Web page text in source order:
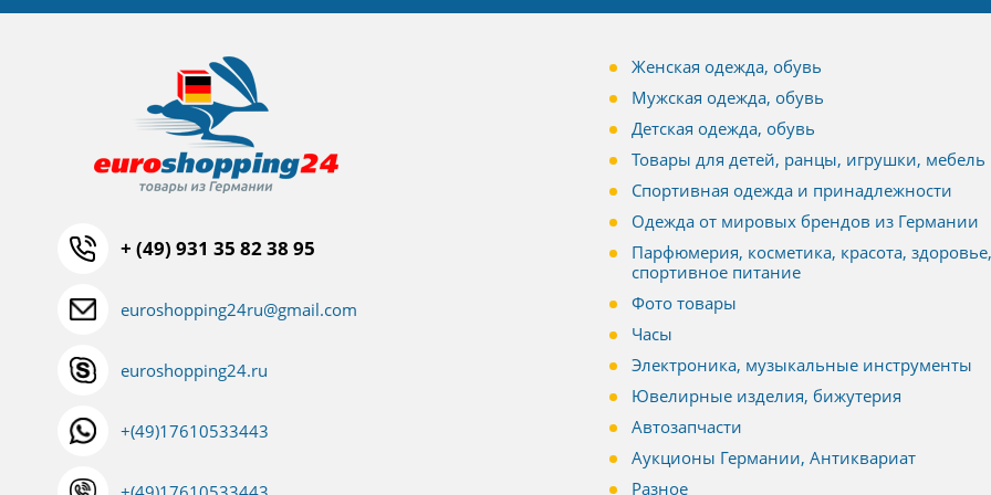
+ (49) 931 35 82 38 95
euroshopping24ru@gmail.com
euroshopping24.ru
+(49)17610533443
Женская одежда, обувь
Мужская одежда, обувь
Детская одежда, обувь
Товары для детей, ранцы, игрушки, мебель
Спортивная одежда и принадлежности
Одежда от мировых брендов из Германии
Парфюмерия, косметика, красота, здоровье,
спортивное питание
Фото товары
Часы
Электроника, музыкальные инструменты
Ювелирные изделия, бижутерия
Автозапчасти
Аукционы Германии, Антиквариат
Разное